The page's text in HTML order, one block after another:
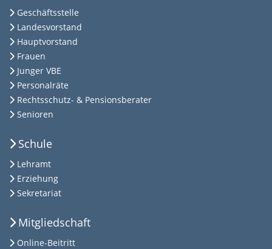
Geschäftsstelle
Landesvorstand
Hauptvorstand
Frauen
Junger VBE
Personalräte
Rechtsschutz- & Pensionsberater
Senioren
Schule
Lehramt
Erziehung
Sekretariat
Mitgliedschaft
Online-Beitritt